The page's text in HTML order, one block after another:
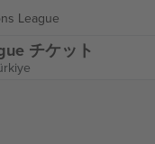
League
チケット